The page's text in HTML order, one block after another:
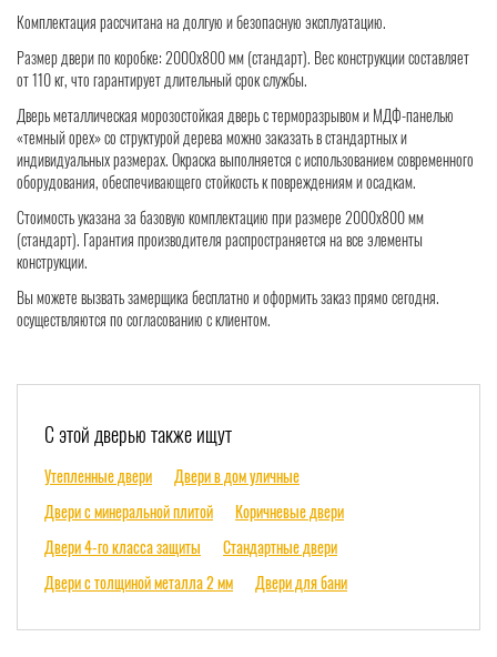
Комплектация рассчитана на долгую и безопасную эксплуатацию.
Размер двери по коробке: 2000x800 мм (стандарт). Вес конструкции составляет
от 110 кг, что гарантирует длительный срок службы.
Дверь металлическая морозостойкая дверь с терморазрывом и МДФ-панелью
«темный орех» со структурой дерева можно заказать в стандартных и
индивидуальных размерах. Окраска выполняется с использованием современного
оборудования, обеспечивающего стойкость к повреждениям и осадкам.
Стоимость указана за базовую комплектацию при размере 2000x800 мм
(стандарт). Гарантия производителя распространяется на все элементы
конструкции.
Вы можете вызвать замерщика бесплатно и оформить заказ прямо сегодня.
осуществляются по согласованию с клиентом.
С этой дверью также ищут
Утепленные двери
Двери в дом уличные
Двери с минеральной плитой
Коричневые двери
Двери 4-го класса защиты
Стандартные двери
Двери с толщиной металла 2 мм
Двери для бани